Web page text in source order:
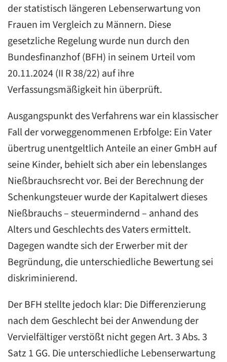
der statistisch längeren Lebenserwartung von
Frauen im Vergleich zu Männern. Diese
gesetzliche Regelung wurde nun durch den
Bundesfinanzhof (BFH) in seinem Urteil vom
20.11.2024 (II R 38/22) auf ihre
Verfassungsmäßigkeit hin überprüft.
Ausgangspunkt des Verfahrens war ein klassischer
Fall der vorweggenommenen Erbfolge: Ein Vater
übertrug unentgeltlich Anteile an einer GmbH auf
seine Kinder, behielt sich aber ein lebenslanges
Nießbrauchsrecht vor. Bei der Berechnung der
Schenkungsteuer wurde der Kapitalwert dieses
Nießbrauchs – steuermindernd – anhand des
Alters und Geschlechts des Vaters ermittelt.
Dagegen wandte sich der Erwerber mit der
Begründung, die unterschiedliche Bewertung sei
diskriminierend.
Der BFH stellte jedoch klar: Die Differenzierung
nach dem Geschlecht bei der Anwendung der
Vervielfältiger verstößt nicht gegen Art. 3 Abs. 3
Satz 1 GG. Die unterschiedliche Lebenserwartung